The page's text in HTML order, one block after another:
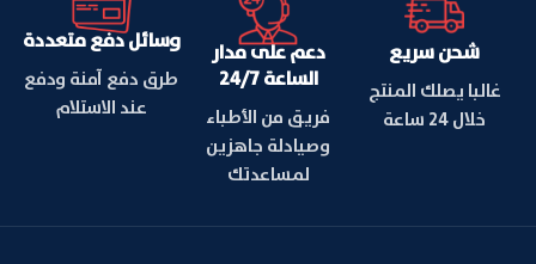
شحن سريع
غالبا يصلك المنتج
خلال 24 ساعة
دعم على مدار
الساعة 24/7
فريق من الأطباء
وصيادلة جاهزين
لمساعدتك
وسائل دفع متعددة
طرق دفع آمنة ودفع
عند الاستلام